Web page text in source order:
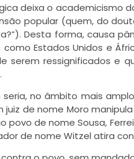
deixa o academicismo
popular (quem, do
Desta forma, causa
Estados Unidos e
serem ressignificados e
no âmbito mais
juiz de nome Moro
de nome Sousa,
de nome Witzel atira